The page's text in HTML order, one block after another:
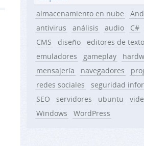
almacenamiento en nube
antivirus
análisis audio C#
CMS
diseño
editores de texto
emuladores
gameplay
mensajería
navegadores
redes sociales
seguridad
SEO
servidores ubuntu
Windows
WordPress